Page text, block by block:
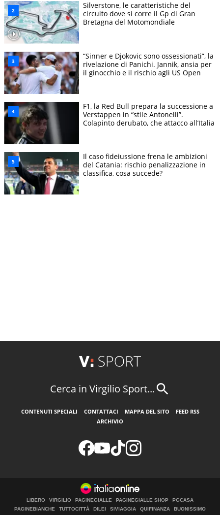
Silverstone, le caratteristiche del
circuito dove si corre il Gp di Gran
Bretagna del Motomondiale
“Sinner e Djokovic sono ossessionati”, la
rivelazione di Panichi. Jannik, ansia per
il ginocchio e il rischio agli US Open
F1, la Red Bull prepara la successione a
Verstappen in “stile Antonelli”.
Colapinto derubato, che attacco all’Italia
Il caso fideiussione frena le ambizioni
del Catania: rischio penalizzazione in
classifica, cosa succede?
Cerca in Virgilio Sport...
CONTENUTI SPECIALI CONTATTACI MAPPA DEL SITO
FEED RSS
ARCHIVIO
LIBERO VIRGILIO PAGINEGIALLE PAGINEGIALLE SHOP
PGCASA
PAGINEBIANCHE
TUTTOCITTÀ DILEI SIVIAGGIA QUIFINANZA
BUONISSIMO